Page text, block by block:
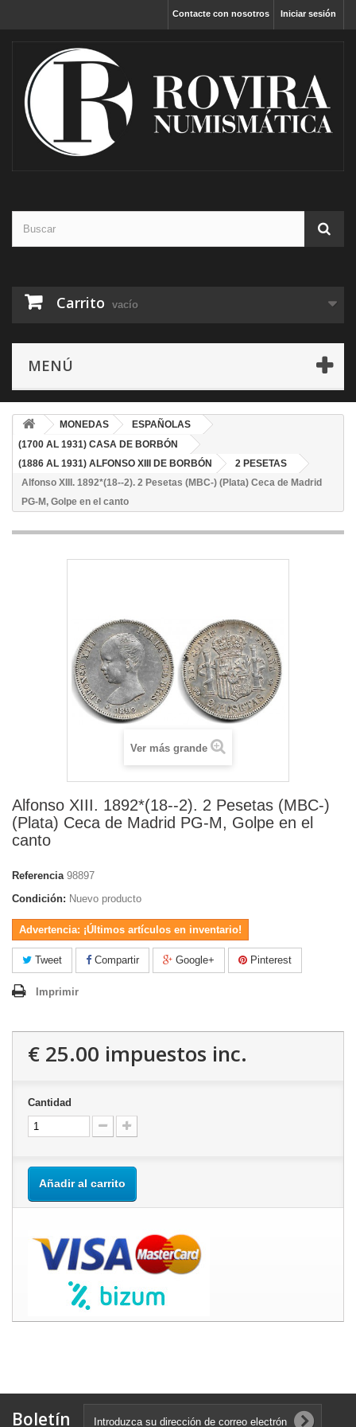
Iniciar sesión
Contacte con nosotros
Carrito vacío
MENÚ
MONEDAS
ESPAÑOLAS
(1700 AL 1931) CASA DE BORBÓN
(1886 AL 1931) ALFONSO XIII DE BORBÓN
2 PESETAS
Alfonso XIII. 1892*(18--2). 2 Pesetas (MBC-) (Plata) Ceca de Madrid
PG-M, Golpe en el canto
Ver más grande
Alfonso XIII. 1892*(18--2). 2 Pesetas (MBC-)
(Plata) Ceca de Madrid PG-M, Golpe en el
canto
Referencia 98897
Condición: Nuevo producto
Advertencia: ¡Últimos artículos en inventario!
Tweet Compartir Google+ Pinterest
Imprimir
€ 25.00 impuestos inc.
Cantidad
Añadir al carrito
Boletín